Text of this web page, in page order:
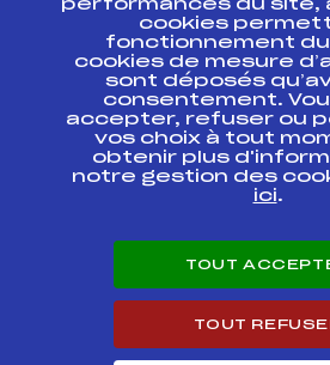
Pass’Neige
Projet sportif fédéral
Projet de performance
Antidopage
Pôle Développement,
Scientifique
Listes ministérielles
Pôle vie de l’athlète
Enseignement
Carrières
performances du site,
cookies
fonctionnement du
cookies de mesure
sont déposés
consentement.
accepter, refuser ou
vos choix à tout
obtenir plus
notre gestion des
ici.
TOUT
TOUT